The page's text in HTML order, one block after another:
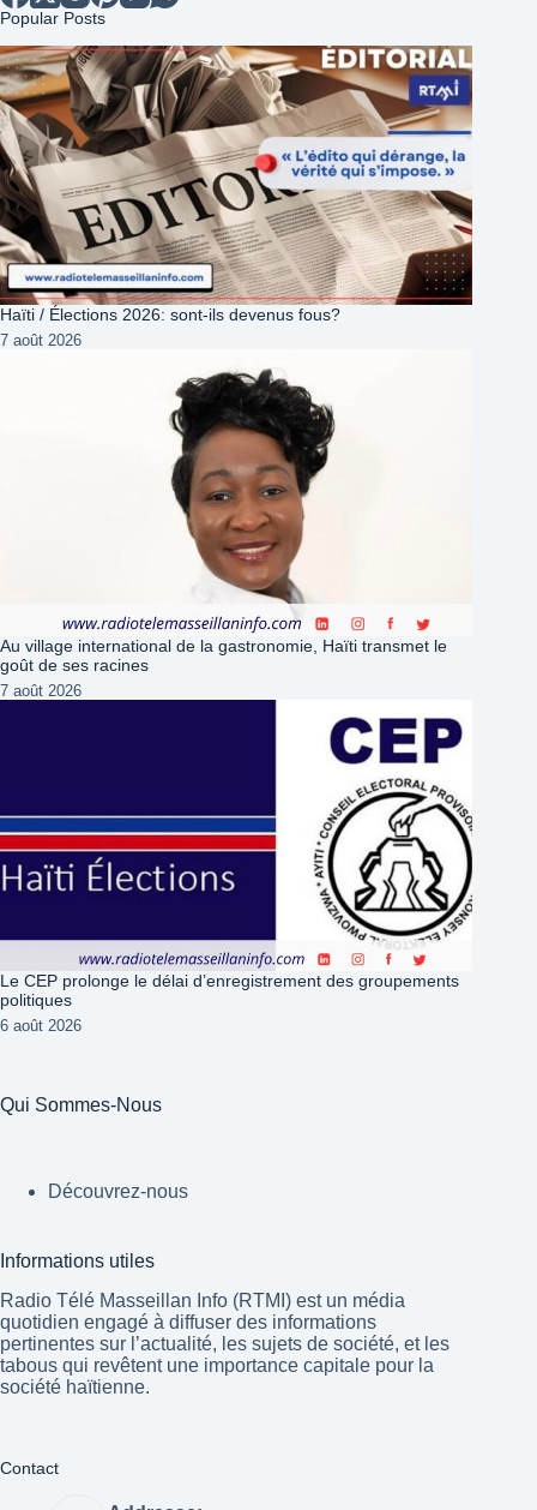
Popular Posts
Haïti / Élections 2026: sont-ils devenus fous?
7 août 2026
Au village international de la gastronomie, Haïti transmet le
goût de ses racines
7 août 2026
Le CEP prolonge le délai d’enregistrement des groupements
politiques
6 août 2026
Qui Sommes-Nous
Découvrez-nous
Informations utiles
Radio Télé Masseillan Info (RTMI) est un média
quotidien engagé à diffuser des informations
pertinentes sur l’actualité, les sujets de société, et les
tabous qui revêtent une importance capitale pour la
société haïtienne.
Contact